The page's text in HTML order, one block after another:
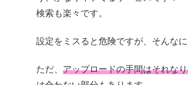
検索も楽々です。
設定をミスると危険ですが、そんな
ただ、 アップロードの手間はそれな